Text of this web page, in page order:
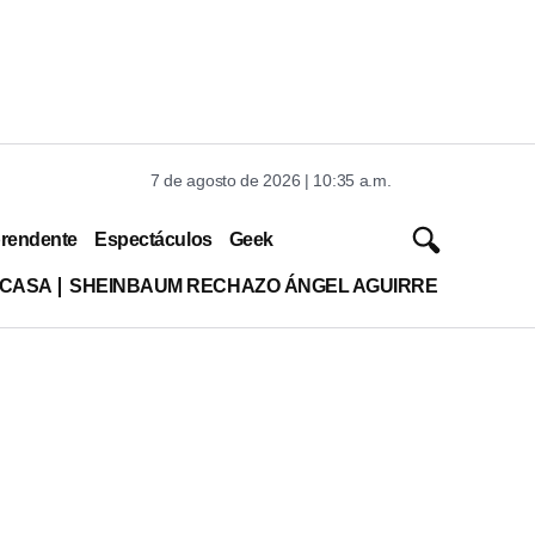
7 de agosto de 2026 | 10:35 a.m.
Espectáculos Geek
SHEINBAUM RECHAZO ÁNGEL AGUIRRE